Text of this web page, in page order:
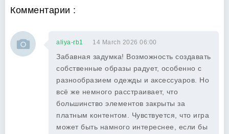
Комментарии :
aliya-rb1 14 March 2026 06:00
Забавная задумка! Возможность создавать
собственные образы радует, особенно с
разнообразием одежды и аксессуаров. Но
всё же немного расстраивает, что
большинство элементов закрыты за
платным контентом. Чувствуется, что игра
может быть намного интереснее, если бы